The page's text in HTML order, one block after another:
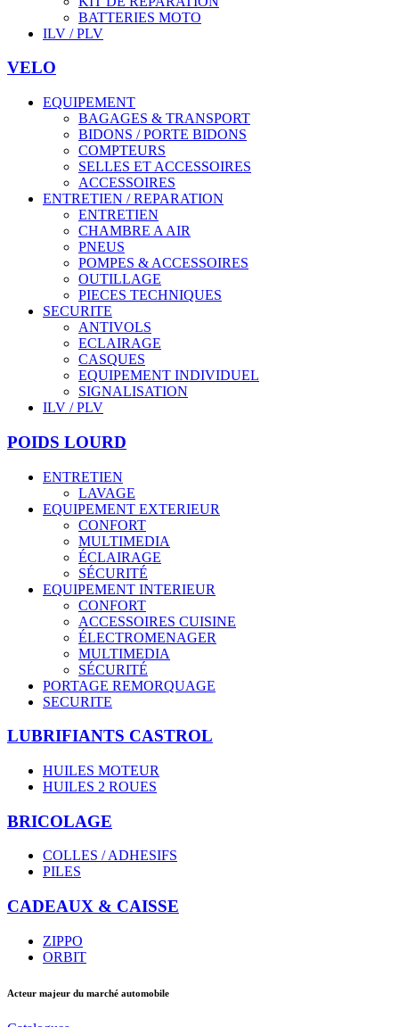
BATTERIES MOTO
ILV / PLV
VELO
EQUIPEMENT
BAGAGES & TRANSPORT
BIDONS / PORTE BIDONS
COMPTEURS
SELLES ET ACCESSOIRES
ACCESSOIRES
ENTRETIEN / REPARATION
ENTRETIEN
CHAMBRE A AIR
PNEUS
POMPES & ACCESSOIRES
OUTILLAGE
PIECES TECHNIQUES
SECURITE
ANTIVOLS
ECLAIRAGE
CASQUES
EQUIPEMENT INDIVIDUEL
SIGNALISATION
ILV / PLV
POIDS LOURD
ENTRETIEN
LAVAGE
EQUIPEMENT EXTERIEUR
CONFORT
MULTIMEDIA
ÉCLAIRAGE
SÉCURITÉ
EQUIPEMENT INTERIEUR
CONFORT
ACCESSOIRES CUISINE
ÉLECTROMENAGER
MULTIMEDIA
SÉCURITÉ
PORTAGE REMORQUAGE
SECURITE
LUBRIFIANTS CASTROL
HUILES MOTEUR
HUILES 2 ROUES
BRICOLAGE
COLLES / ADHESIFS
PILES
CADEAUX & CAISSE
ZIPPO
ORBIT
Acteur majeur du marché automobile